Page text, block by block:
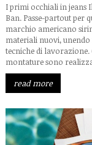
I primi occhiali in jeans
Ban. Passe-partout per
marchio americano
materiali nuovi, unendo
tecniche di
montature sono
read more